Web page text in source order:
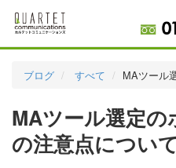
実績・お客様の声
初めて導入をお考えの方
ブログ すべて MAツール
MAツール選定
の注意点について